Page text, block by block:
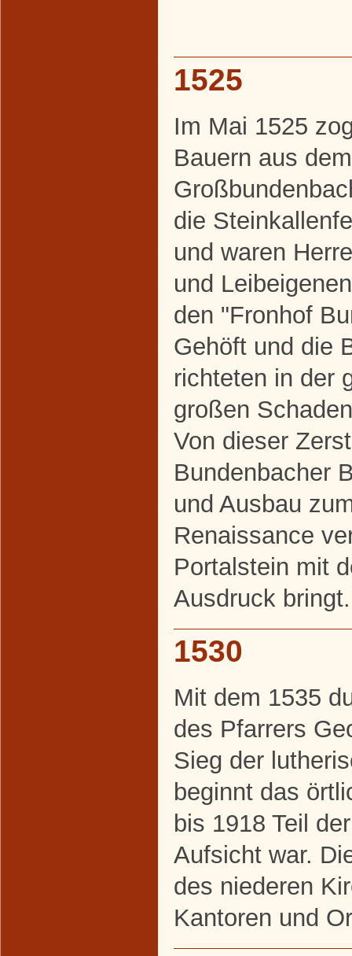
1525
Im Mai 1525
Bauern aus
die
und waren
und
den "Fronhof
Gehöft und die
richteten in der
großen
Von dieser
Bundenbacher
und Ausbau
Renaissance
Portalstein mit
Ausdruck bringt.
1530
Mit dem 1535
des Pfarrers
Sieg der
beginnt das
bis 1918 Teil
Aufsicht war.
des niederen
Kantoren und